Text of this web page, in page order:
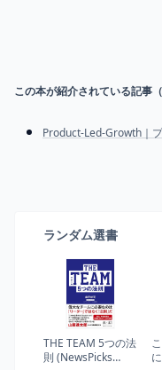
この本が紹介されている記事（
Product-Led-Growth｜
ランダム選書
THE TEAM 5つの法
則 (NewsPicks